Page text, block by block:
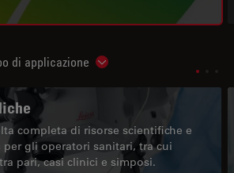
di applicazione Show subnavigation
completa di risorse scientifiche e
per gli operatori sanitari, tra cui
pari, casi clinici e simposi.